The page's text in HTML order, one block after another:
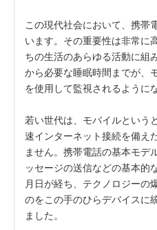
この現代社会において、携帯
います。その重要性は非常に
ちの生活のあらゆる活動に組
から必要な睡眠時間までが、
を使用して監視されるように
若い世代は、モバイルという
速インターネット接続を備え
ません。携帯電話の基本モデ
ッセージの送信などの基本的
月日が経ち、テクノロジーの
のをこの手のひらデバイスに
ました。